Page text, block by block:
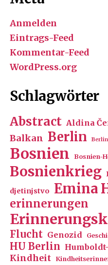
Anmelden
Eintrags-Feed
Kommentar-Feed
WordPress.org
Schlagwörter
Abstract Aldina
Balkan Berlin Berlin
Bosnien Bosnien-
Bosnienkrieg
djetinjstvo Emina
erinnerungen
Flucht Genozid
HU Berlin
Kindheit